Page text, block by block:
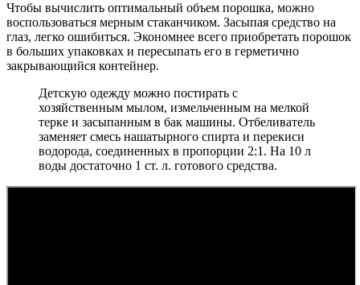
Чтобы вычислить оптимальный объем порошка, можно
воспользоваться мерным стаканчиком. Засыпая средство на
глаз, легко ошибиться. Экономнее всего приобретать порошок
в больших упаковках и пересыпать его в герметично
закрывающийся контейнер.
Детскую одежду можно постирать с
хозяйственным мылом, измельченным на мелкой
терке и засыпанным в бак машины. Отбеливатель
заменяет смесь нашатырного спирта и перекиси
водорода, соединенных в пропорции 2:1. На 10 л
воды достаточно 1 ст. л. готового средства.